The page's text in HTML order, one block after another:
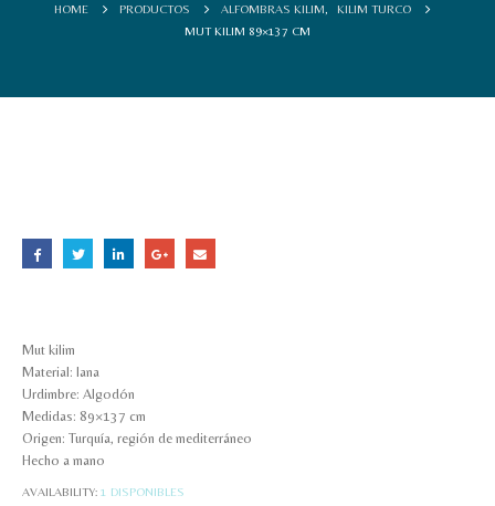
HOME PRODUCTOS ALFOMBRAS KILIM
KILIM TURCO
MUT KILIM 89×137 CM
Mut kilim
Material: lana
Urdimbre: Algodón
Medidas: 89×137 cm
Origen: Turquía, región de mediterráneo
Hecho a mano
AVAILABILITY: 1 DISPONIBLES